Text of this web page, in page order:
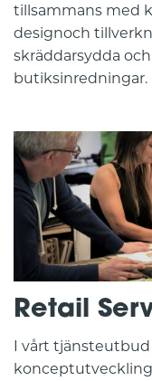
tillsammans med
designoch
skräddarsydda
butiksinredningar.
Retail
I vårt